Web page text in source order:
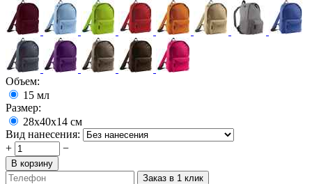
Объем:
15 мл
Размер:
28х40x14 см
Вид нанесения:
+
−
В корзину
Заказ в 1 клик